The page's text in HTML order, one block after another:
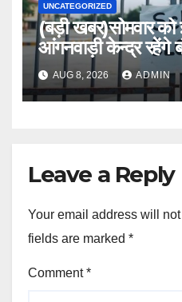
UNCATEGORIZED
(बड़ी खबर)सोमवार
आंगनवाड़ी केन्द्र रहेंगे
AUG 8, 2026 ADMIN
Leave a Reply
Your email address will
fields are marked *
Comment*